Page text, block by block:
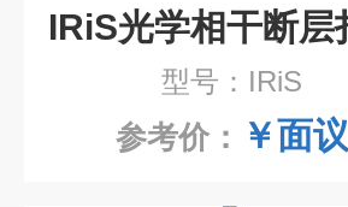
型号：IRiS
参考价： ￥面议